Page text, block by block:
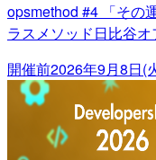
opsmethod #4 「その
ラスメソッド日比谷オ
開催前2026年9月8日(